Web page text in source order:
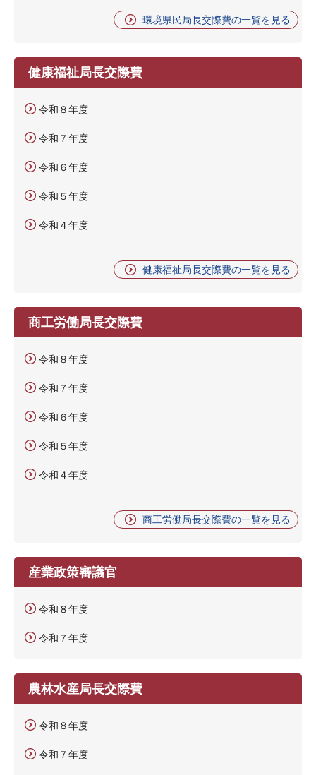
環境県民局長交際費の一覧を見る
健康福祉局長交際費
令和８年度
令和７年度
令和６年度
令和５年度
令和４年度
健康福祉局長交際費の一覧を見る
商工労働局長交際費
令和８年度
令和７年度
令和６年度
令和５年度
令和４年度
商工労働局長交際費の一覧を見る
産業政策審議官
令和８年度
令和７年度
農林水産局長交際費
令和８年度
令和７年度